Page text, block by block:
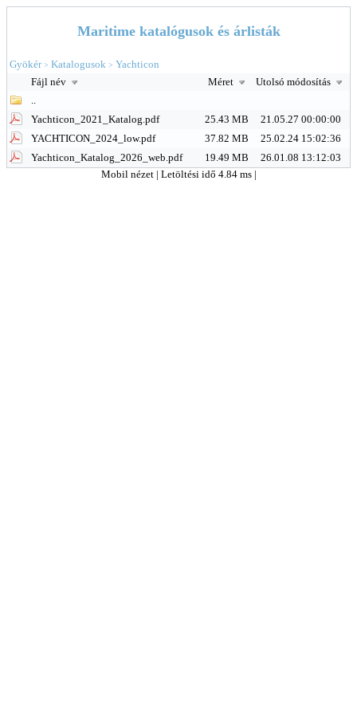
Maritime katalógusok és árlisták
Gyökér> Katalogusok > Yachticon
Fájl név
Méret
Utolsó módosítás
..
Yachticon_2021_Katalog.pdf
25.43 MB
21.05.27 00:00:00
YACHTICON_2024_low.pdf
37.82 MB
25.02.24 15:02:36
Yachticon_Katalog_2026_web.pdf
19.49 MB
26.01.08 13:12:03
Mobil nézet | Letöltési idő 4.84 ms |